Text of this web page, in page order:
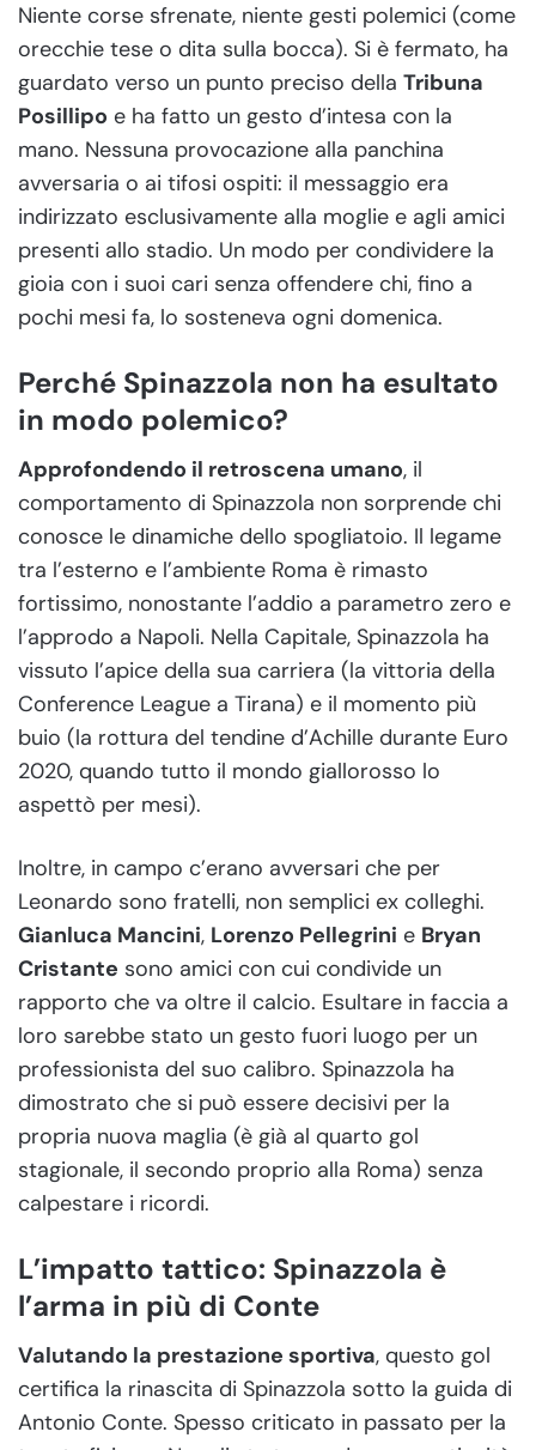
Niente corse sfrenate, niente gesti polemici (come
orecchie tese o dita sulla bocca). Si è fermato, ha
guardato verso un punto preciso della Tribuna
Posillipo e ha fatto un gesto d’intesa con la
mano. Nessuna provocazione alla panchina
avversaria o ai tifosi ospiti: il messaggio era
indirizzato esclusivamente alla moglie e agli amici
presenti allo stadio. Un modo per condividere la
gioia con i suoi cari senza offendere chi, fino a
pochi mesi fa, lo sosteneva ogni domenica.
Perché Spinazzola non ha esultato
in modo polemico?
Approfondendo il retroscena umano, il
comportamento di Spinazzola non sorprende chi
conosce le dinamiche dello spogliatoio. Il legame
tra l’esterno e l’ambiente Roma è rimasto
fortissimo, nonostante l’addio a parametro zero e
l’approdo a Napoli. Nella Capitale, Spinazzola ha
vissuto l’apice della sua carriera (la vittoria della
Conference League a Tirana) e il momento più
buio (la rottura del tendine d’Achille durante Euro
2020, quando tutto il mondo giallorosso lo
aspettò per mesi).
Inoltre, in campo c’erano avversari che per
Leonardo sono fratelli, non semplici ex colleghi.
Gianluca Mancini, Lorenzo Pellegrini e Bryan
Cristante sono amici con cui condivide un
rapporto che va oltre il calcio. Esultare in faccia a
loro sarebbe stato un gesto fuori luogo per un
professionista del suo calibro. Spinazzola ha
dimostrato che si può essere decisivi per la
propria nuova maglia (è già al quarto gol
stagionale, il secondo proprio alla Roma) senza
calpestare i ricordi.
L’impatto tattico: Spinazzola è
l’arma in più di Conte
Valutando la prestazione sportiva, questo gol
certifica la rinascita di Spinazzola sotto la guida di
Antonio Conte. Spesso criticato in passato per la